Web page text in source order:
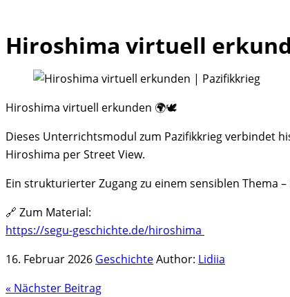
Skip
content
Hiroshima virtuell
Hiroshima virtuell erkunden 🌍🕊️
Dieses Unterrichtsmodul zum Pazifikkrieg verbindet
Hiroshima per Street View.
Ein strukturierter Zugang zu einem sensiblen Thema
🔗 Zum Material:
https://segu-geschichte.de/hiroshima
16. Februar 2026 GeschichteAuthor: Lidiia
« Nächster Beitrag